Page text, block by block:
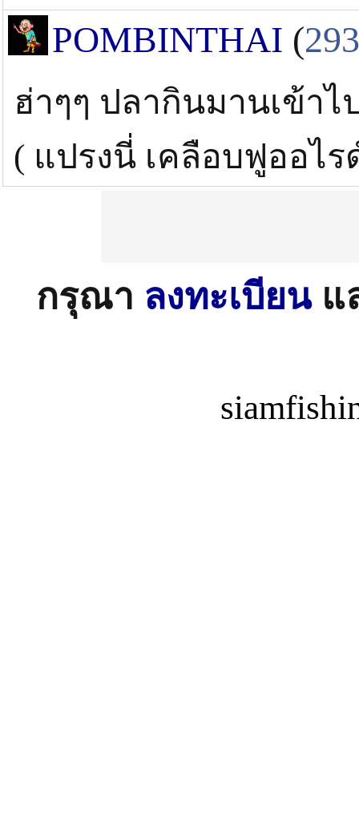
POMBINTHAI (
ฮ่าๆๆ ปลากินมานเข้า
( แปรงนี่ เคลือบฟูออไร
กรุณา ลงทะเบียนแ